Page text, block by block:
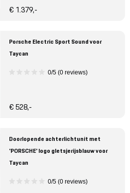
€ 1.379,-
Porsche Electric Sport Sound voor
Taycan
0/5 (0 reviews)
€ 528,-
Doorlopende achterlichtunit met
'PORSCHE' logo gletsjerijsblauw voor
Taycan
0/5 (0 reviews)